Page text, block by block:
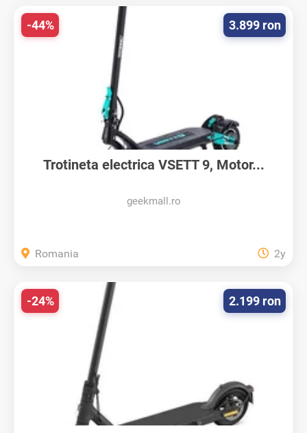
Trotineta electrica VSETT 9, Motor...
geekmall.ro
3.899 ron
-44%
Romania 2y
2.199 ron
-24%